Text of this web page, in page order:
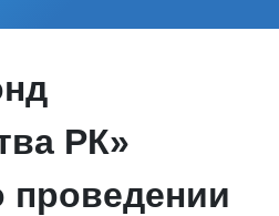
РК»
проведении